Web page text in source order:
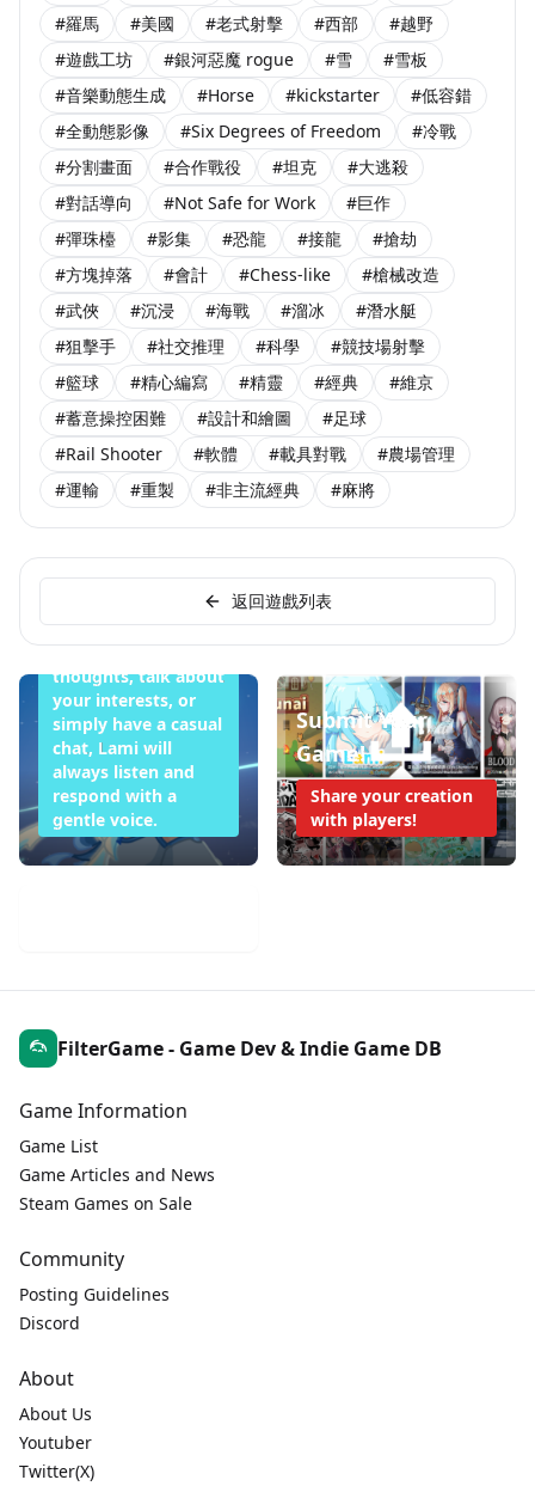
#羅馬
#美國 #老式射擊 #西部
#越野
#遊戲工坊
#銀河惡魔 rogue #雪
#雪板
#音樂動態生成
#Horse #kickstarter
#低容錯
#全動態影像
#Six Degrees of Freedom
#冷戰
#分割畫面
#合作戰役 #坦克
#大逃殺
#對話導向
#Not Safe for Work
#巨作
#彈珠檯
#影集 #恐龍 #接龍
#搶劫
#方塊掉落
#會計 #Chess-like
#槍械改造
#武俠
#沉浸 #海戰 #溜冰
#潛水艇
#狙擊手
#社交推理 #科學
#競技場射擊
#籃球
#精心編寫 #精靈 #經典
#維京
#蓄意操控困難
#設計和繪圖
#足球
#Rail Shooter
#軟體 #載具對戰
#農場管理
#運輸
#重製 #非主流經典 #麻將
返回遊戲列表
Want to Sleep
Tonight
Whether you want
to share your
thoughts, talk about
your interests, or
simply have a casual
chat, Lami will
always listen and
respond with a
gentle voice.
Submit Your
Game!
Share your creation
with players!
FilterGame - Game Dev & Indie Game DB
Game Information
Game List
Game Articles and News
Steam Games on Sale
Community
Posting Guidelines
Discord
About
About Us
Youtuber
Twitter(X)